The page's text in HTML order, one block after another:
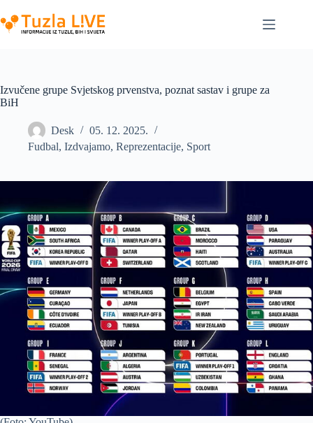
to
content
Izvučene grupe Svjetskog prvenstva, poznat sastav i grupe za
BiH
Desk
05. 12. 2025.
Fudbal, Izdvajamo, Reprezentacije, Sport